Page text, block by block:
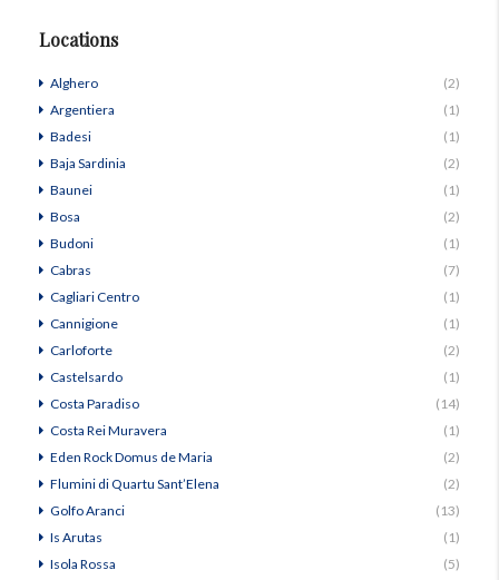
Locations
Alghero
(2)
Argentiera
(1)
Badesi
(1)
Baja Sardinia
(2)
Baunei
(1)
Bosa
(2)
Budoni
(1)
Cabras
(7)
Cagliari Centro
(1)
Cannigione
(1)
Carloforte
(2)
Castelsardo
(1)
Costa Paradiso
(14)
Costa Rei Muravera
(1)
Eden Rock Domus de Maria
(2)
Flumini di Quartu Sant’Elena
(2)
Golfo Aranci
(13)
Is Arutas
(1)
Isola Rossa
(5)